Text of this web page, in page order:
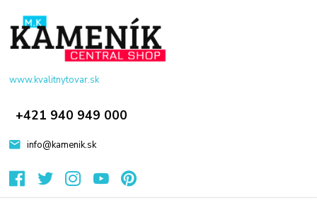
www.kvalitnytovar.sk
+421 940 949 000
info@kamenik.sk